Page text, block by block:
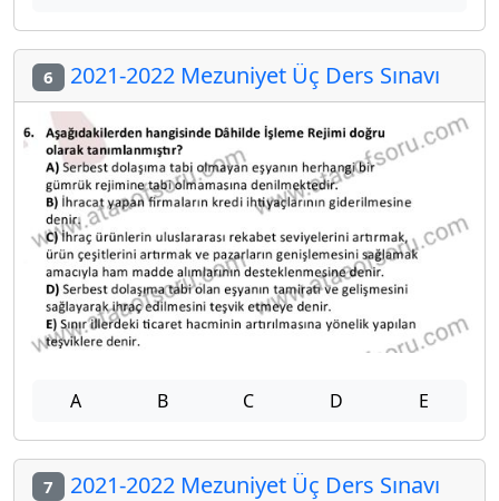
6 2021-2022 Mezuniyet Üç Ders Sınavı
A B C D E
7 2021-2022 Mezuniyet Üç Ders Sınavı